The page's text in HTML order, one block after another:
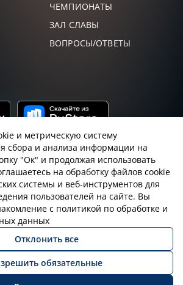
ЧЕМПИОНАТЫ
ЗАЛ СЛАВЫ
ВОПРОСЫ/ОТВЕТЫ
с sniping.ru
Закон об оружии
и метрическую систему
сбора и анализа информации на
"Ок" и продолжая использовать
на обработку файлов cookie
системы и веб-инструментов для
пользователей на сайте. Вы
с политикой по обработке и
данных
Отклонить все
обязательные